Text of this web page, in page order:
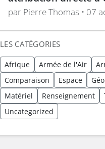
période 2026-2028
par Pierre Thomas • 07
LES CATÉGORIES
Afrique Armée de l'Air
Comparaison
Espace
Matériel
Renseignement
Uncategorized